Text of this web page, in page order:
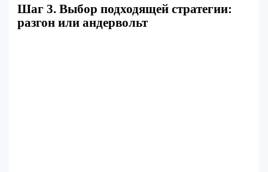
Шаг 3. Выбор подходящей стратегии:
разгон или андервольт